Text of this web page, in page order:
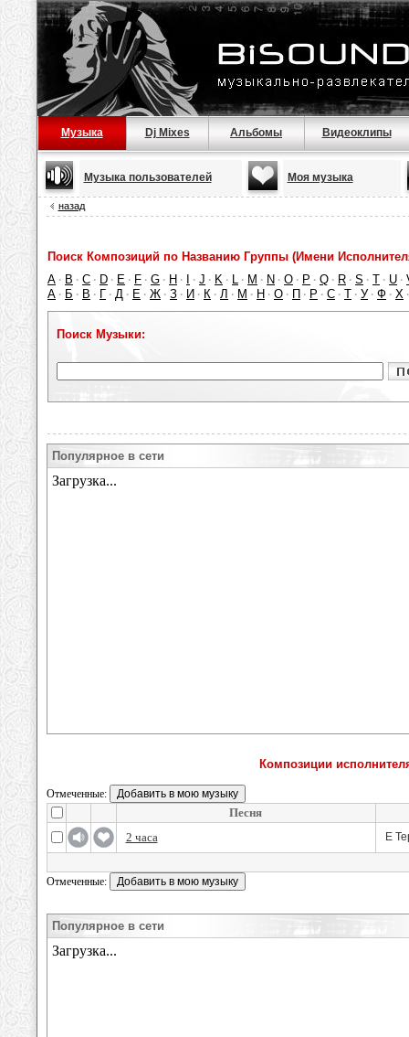
Музыка Dj Mixes Альбомы Видеоклипы
Музыка пользователей Моя музыка
назад
Поиск Композиций по Названию Группы (Имени
A · B · C · D · E · F · G · H · · J · K · L · M · N · O · P · Q · R · S · T · U ·
А · Б · В · Г · Д · Е · Ж · З · И · К · Л · М · Н · О · П · Р · С · Т · У · Ф · Х
Поиск Музыки:
Популярное в сети
Композиции
Отмеченные:
Песня
2 часа
Е
Отмеченные:
Популярное в сети